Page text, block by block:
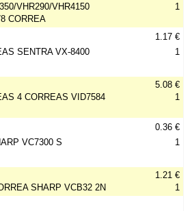
VHR290/VHR4150
CORREA
1
SENTRA VX-8400
1.17 €
1
4 CORREAS VID7584
5.08 €
1
VC7300 S
0.36 €
1
SHARP VCB32 2N
1.21 €
1